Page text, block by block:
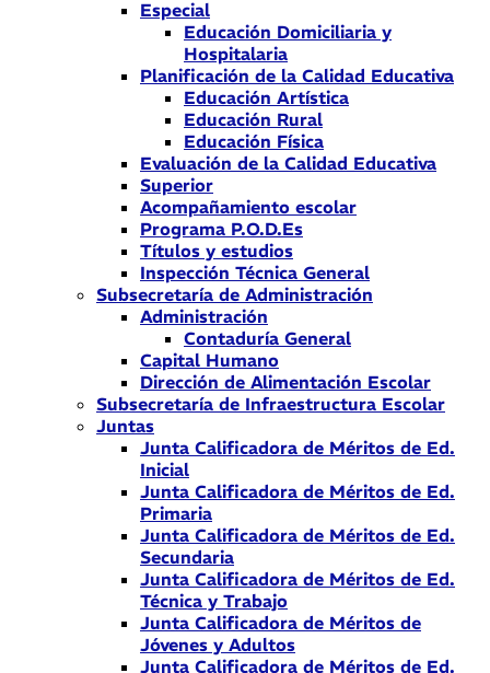
Especial
Educación Domiciliaria y
Hospitalaria
Planificación de la Calidad Educativa
Educación Artística
Educación Rural
Educación Física
Evaluación de la Calidad Educativa
Superior
Acompañamiento escolar
Programa P.O.D.Es
Títulos y estudios
Inspección Técnica General
Subsecretaría de Administración
Administración
Contaduría General
Capital Humano
Dirección de Alimentación Escolar
Subsecretaría de Infraestructura Escolar
Juntas
Junta Calificadora de Méritos de Ed.
Inicial
Junta Calificadora de Méritos de Ed.
Primaria
Junta Calificadora de Méritos de Ed.
Secundaria
Junta Calificadora de Méritos de Ed.
Técnica y Trabajo
Junta Calificadora de Méritos de
Jóvenes y Adultos
Junta Calificadora de Méritos de Ed.